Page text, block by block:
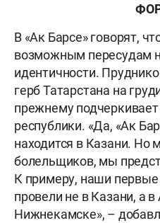
В «Ак Барсе» говорят,
возможным пересудам
идентичности.
герб Татарстана на
прежнему
республики. «Да, «Ак
находится в Казани.
болельщиков, мы
К примеру, наши
провели не в Казани, а
Нижнекамске», –